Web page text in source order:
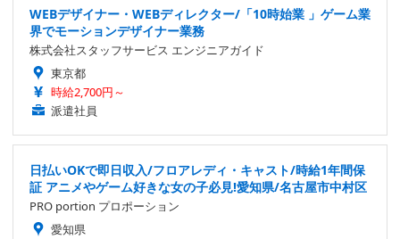
WEBデザイナー・WEBディレクター/「10時始業 」ゲーム業
界でモーションデザイナー業務
株式会社スタッフサービス エンジニアガイド
東京都
時給2,700円～
派遣社員
日払いOKで即日収入/フロアレディ・キャスト/時給1年間保
証 アニメやゲーム好きな女の子必見!愛知県/名古屋市中村区
PRO portion プロポーション
愛知県